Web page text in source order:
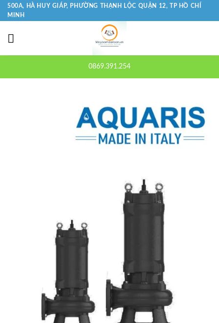
Bỏ
qua
dung
500A, HÀ HUY GIÁP, PHƯỜNG THẠNH LỘC QUẬN 12, TP HỒ CHÍ
MINH
0869.391.254